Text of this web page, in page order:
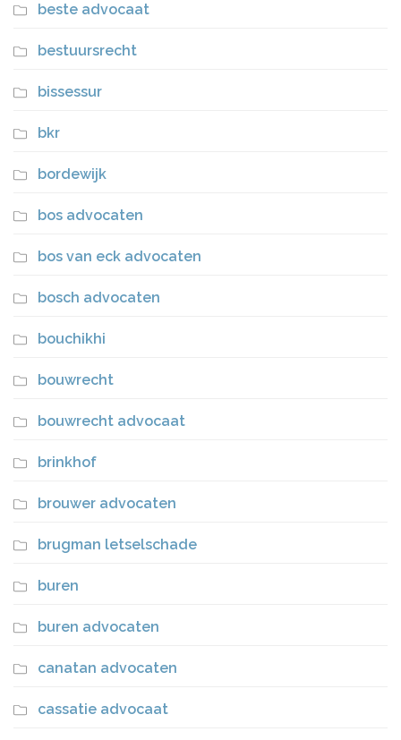
beste advocaat
bestuursrecht
bissessur
bkr
bordewijk
bos advocaten
bos van eck advocaten
bosch advocaten
bouchikhi
bouwrecht
bouwrecht advocaat
brinkhof
brouwer advocaten
brugman letselschade
buren
buren advocaten
canatan advocaten
cassatie advocaat